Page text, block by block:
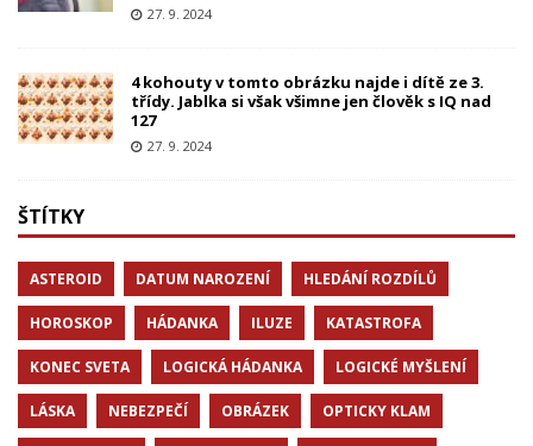
27. 9. 2024
4 kohouty v tomto obrázku najde i dítě ze 3.
třídy. Jablka si však všimne jen člověk s IQ nad
127
27. 9. 2024
ŠTÍTKY
ASTEROID DATUM NAROZENÍ HLEDÁNÍ ROZDÍLŮ
HOROSKOP HÁDANKA ILUZE KATASTROFA
KONEC SVETA LOGICKÁ HÁDANKA LOGICKÉ MYŠLENÍ
LÁSKA NEBEZPEČÍ OBRÁZEK OPTICKY KLAM